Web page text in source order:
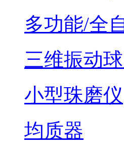
多功能/全
三维振动
小型珠磨仪
均质器